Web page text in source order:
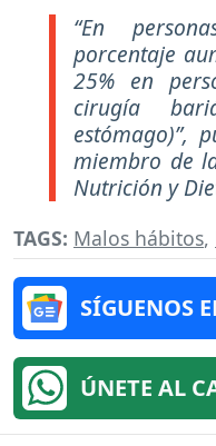
“En
porcentaje
25% en
cirugía
estómago)”,
miembro de
Nutrición y
TAGS: Malos hábitos,
SÍGUENOS
ÚNETE AL